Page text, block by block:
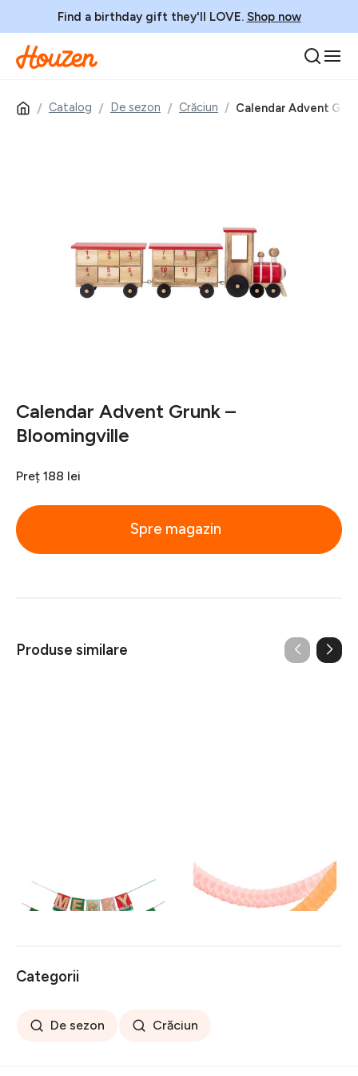
Find a birthday gift they'll LOVE. Shop now
Catalog De sezon Crăciun Calendar Advent
Calendar Advent Grunk –
Bloomingville
Preț 188 lei
Spre magazin
Produse similare
116 lei
Meri Meri
108 lei
Categorii
De sezon Crăciun